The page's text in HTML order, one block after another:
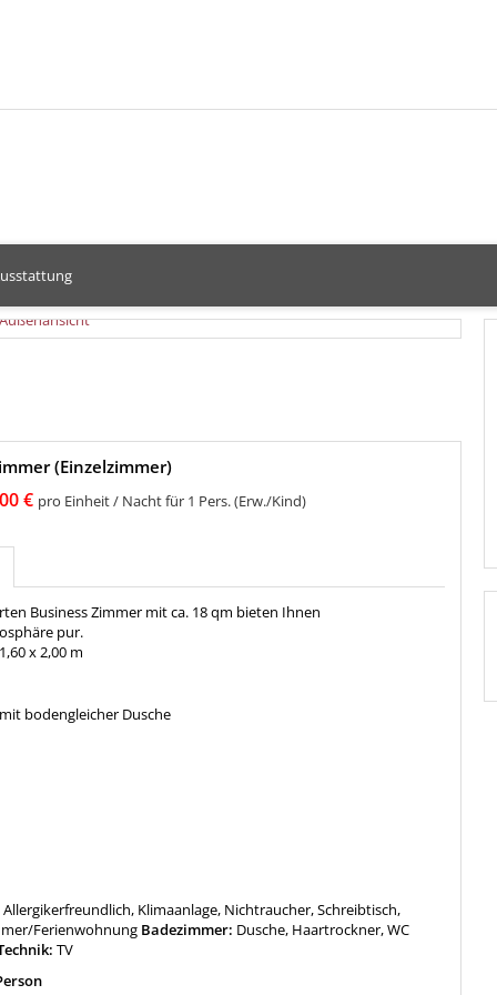
(Einzelzimmer)
€ pro Einheit / Nacht für 1 Pers. (Erw./Kind)
Business Zimmer mit ca. 18 qm bieten Ihnen
pur.
x 2,00 m
bodengleicher Dusche
Allergikerfreundlich, Klimaanlage, Nichtraucher, Schreibtisch,
Ferienwohnung Badezimmer: Dusche, Haartrockner, WC
TV